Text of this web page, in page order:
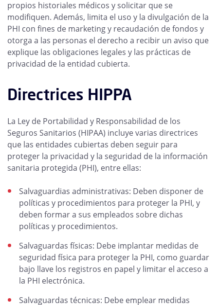
propios historiales médicos y solicitar que se
modifiquen. Además, limita el uso y la divulgación de la
PHI con fines de marketing y recaudación de fondos y
otorga a las personas el derecho a recibir un aviso que
explique las obligaciones legales y las prácticas de
privacidad de la entidad cubierta.
Directrices HIPPA
La Ley de Portabilidad y Responsabilidad de los
Seguros Sanitarios (HIPAA) incluye varias directrices
que las entidades cubiertas deben seguir para
proteger la privacidad y la seguridad de la información
sanitaria protegida (PHI), entre ellas:
Salvaguardias administrativas: Deben disponer de
políticas y procedimientos para proteger la PHI, y
deben formar a sus empleados sobre dichas
políticas y procedimientos.
Salvaguardas físicas: Debe implantar medidas de
seguridad física para proteger la PHI, como guardar
bajo llave los registros en papel y limitar el acceso a
la PHI electrónica.
Salvaguardas técnicas: Debe emplear medidas